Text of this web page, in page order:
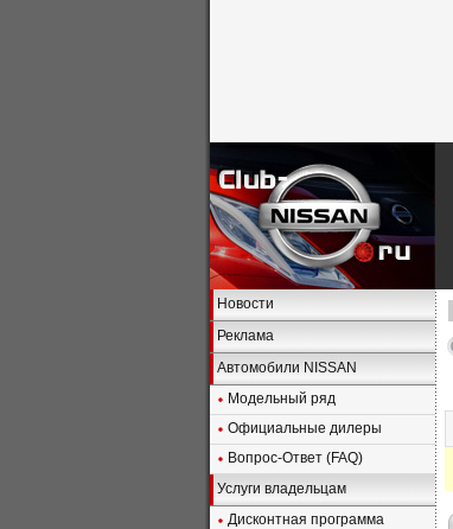
Новости
Реклама
Автомобили NISSAN
Модельный ряд
Официальные дилеры
Вопрос-Ответ (FAQ)
Услуги владельцам
Дисконтная программа